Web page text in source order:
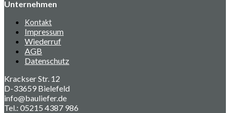
Unternehmen
Kontakt
Impressum
Wiederruf
AGB
Datenschutz
Krackser Str. 12
D-33659 Bielefeld
info@bauliefer.de
Tel.: 05215 4387 986